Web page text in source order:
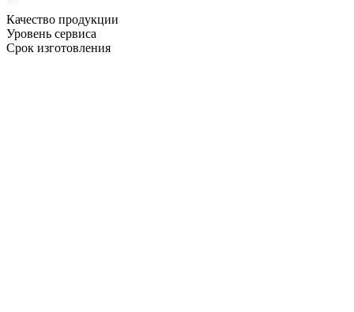
Качество продукции
Уровень сервиса
Срок изготовления